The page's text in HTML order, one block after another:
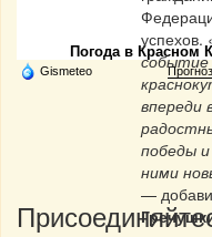
Частная
Погода в Красном
Gismeteo
успехов.
впереди
победы
ними
—